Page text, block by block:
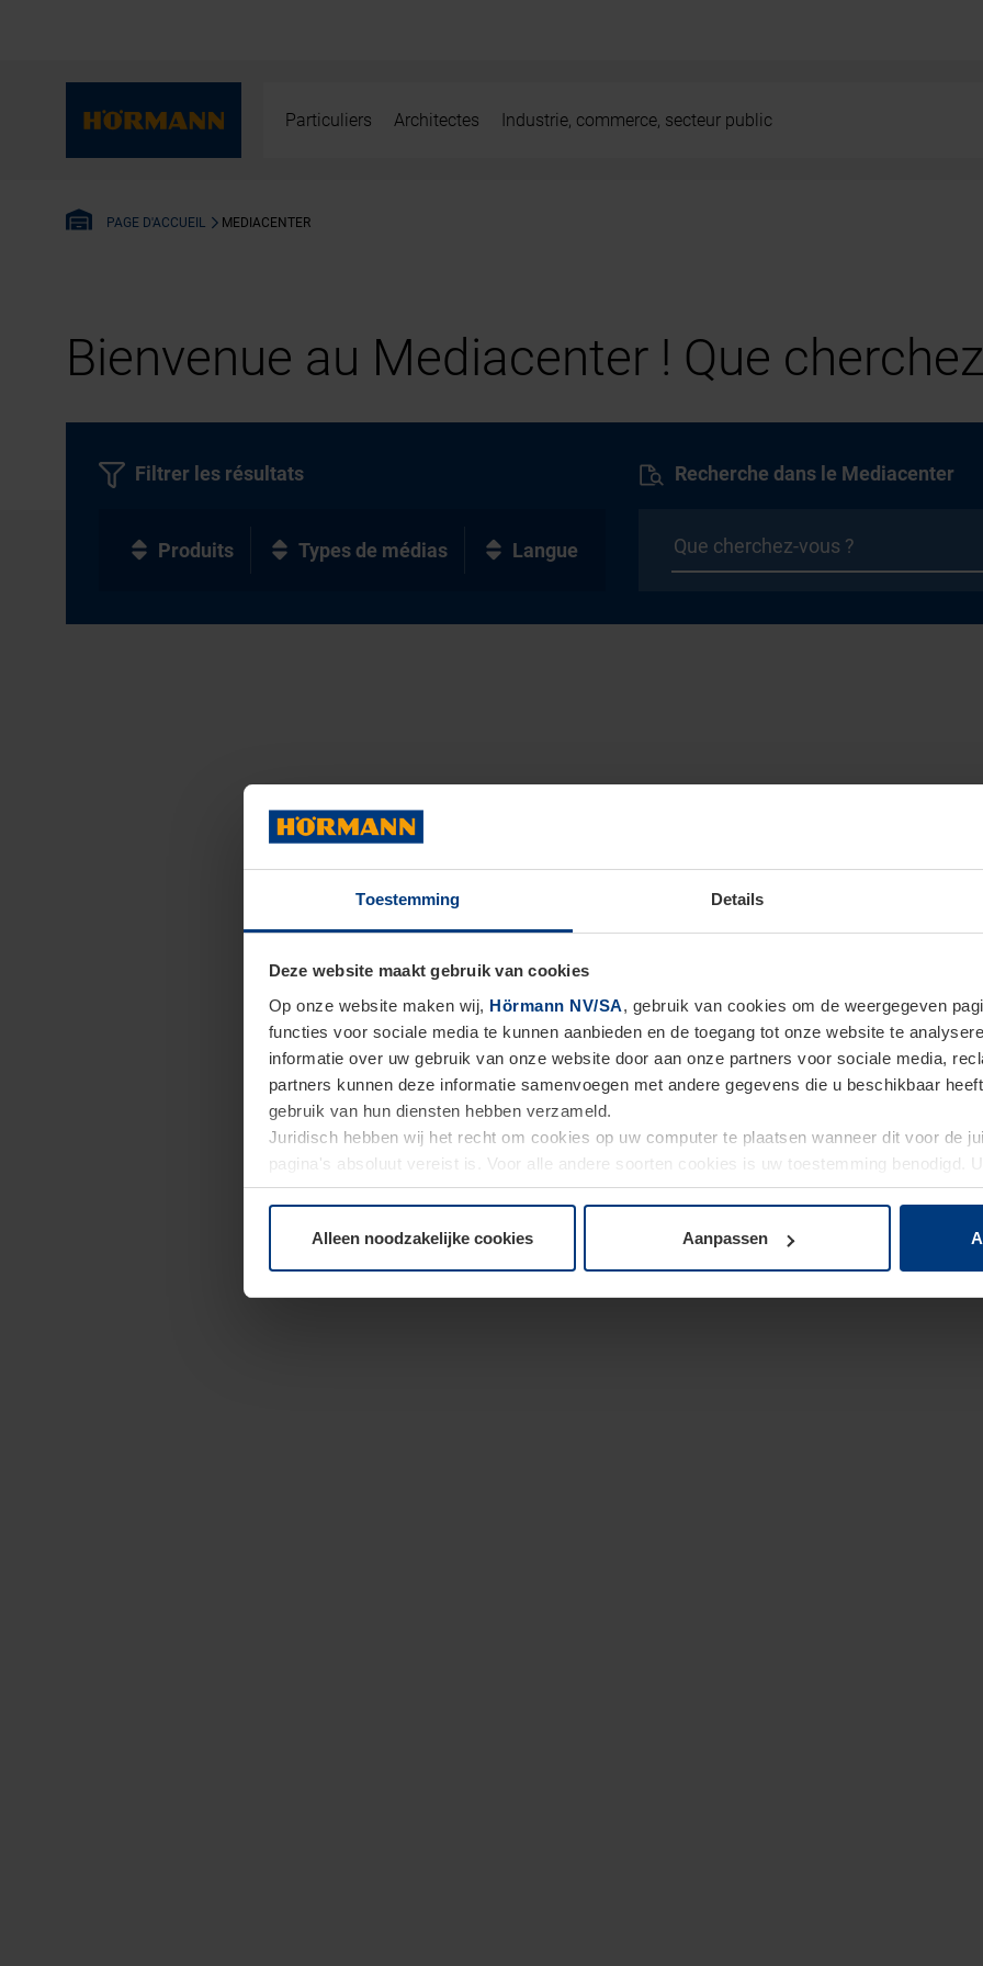
Toestemming Details
Deze website maakt gebruik van cookies
Op onze website maken wij, Hörmann NV/SA, gebruik van cookies om de weergegeven
functies voor sociale media te kunnen aanbieden en de toegang tot onze website te
informatie over uw gebruik van onze website door aan onze partners voor sociale media,
partners kunnen deze informatie samenvoegen met andere gegevens die u beschikbaar
gebruik van hun diensten hebben verzameld.
Juridisch hebben wij het recht om cookies op uw computer te plaatsen wanneer dit voor de
pagina's absoluut vereist is. Voor alle andere soorten cookies is uw toestemming benodigd.
moment bij de uitleg van de cookies op paginaPrivacyverklaringop onze website wijzigen
Alleen noodzakelijke cookies Aanpassen
Particuliers Architectes Industrie, commerce, secteur public
PAGE D'ACCUEIL MEDIACENTER
Bienvenue au Mediacenter ! Que
Recherche dans le Mediacenter
Filtrer les résultats
Produits Types de médias Langue